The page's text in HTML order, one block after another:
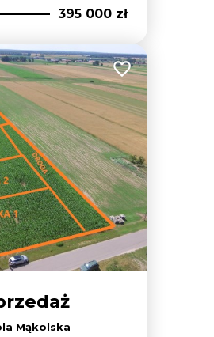
395 000 zł
Dodaj do
Mąkolska